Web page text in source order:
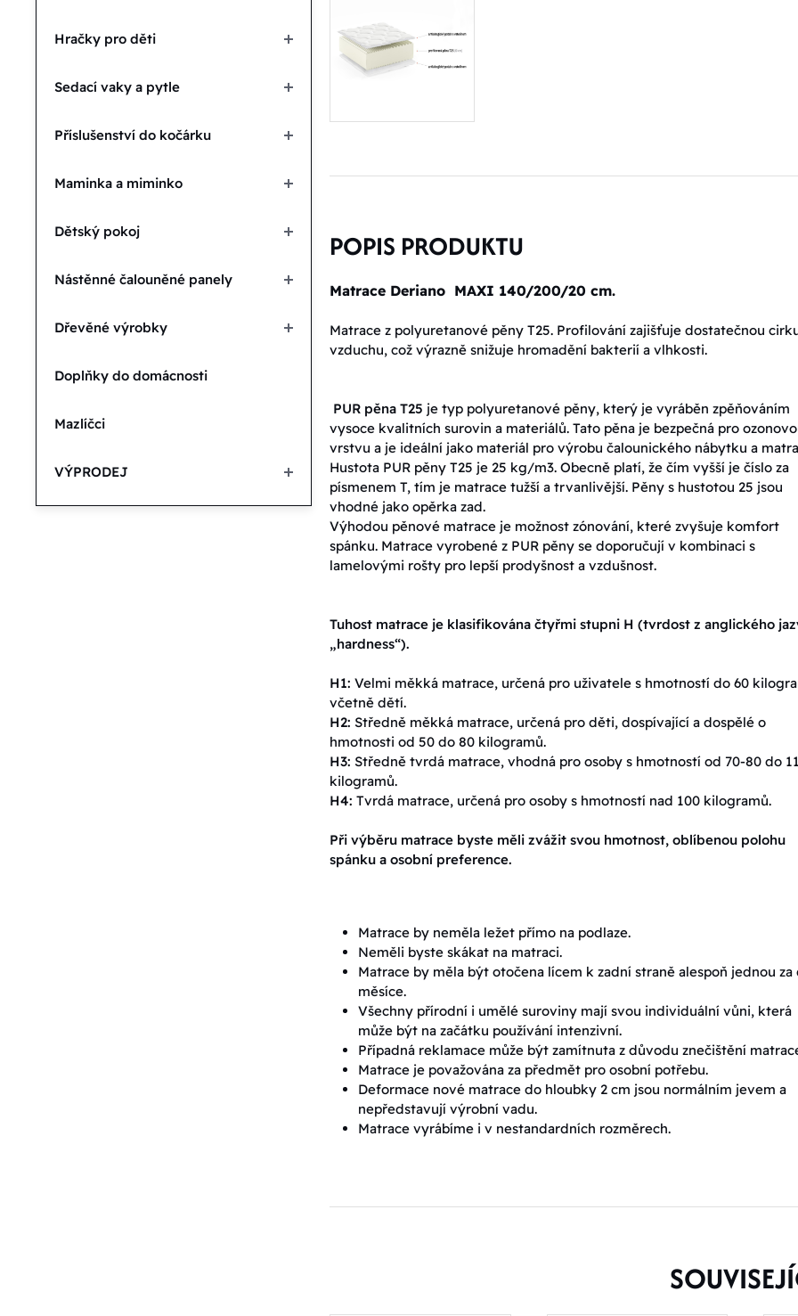
Hračky pro děti
Sedací vaky a pytle
Příslušenství do kočárku
Maminka a miminko
Dětský pokoj
Nástěnné čalouněné panely
Dřevěné výrobky
Doplňky do domácnosti
Mazlíčci
VÝPRODEJ
POPIS PRODUKTU
Matrace Deriano MAXI 140/200/20 cm.
Matrace z polyuretanové pěny T25. Profilování zajišťuje dostatečnou
vzduchu, což výrazně snižuje hromadění bakterií a vlhkosti.
PUR pěna T25 je typ polyuretanové pěny, který je vyráběn zpěňováním
vysoce kvalitních surovin a materiálů. Tato pěna je bezpečná pro
vrstvu a je ideální jako materiál pro výrobu čalounického nábytku a
Hustota PUR pěny T25 je 25 kg/m3. Obecně platí, že čím vyšší je číslo za
písmenem T, tím je matrace tužší a trvanlivější. Pěny s hustotou 25 jsou
vhodné jako opěrka zad.
Výhodou pěnové matrace je možnost zónování, které zvyšuje komfort
spánku. Matrace vyrobené z PUR pěny se doporučují v kombinaci s
lamelovými rošty pro lepší prodyšnost a vzdušnost.
Tuhost matrace je klasifikována čtyřmi stupni H (tvrdost z anglického
„hardness“).
H1: Velmi měkká matrace, určená pro uživatele s hmotností do 60
včetně dětí.
H2: Středně měkká matrace, určená pro děti, dospívající a dospělé o
hmotnosti od 50 do 80 kilogramů.
H3: Středně tvrdá matrace, vhodná pro osoby s hmotností od 70-80 do
kilogramů.
H4: Tvrdá matrace, určená pro osoby s hmotností nad 100 kilogramů.
Při výběru matrace byste měli zvážit svou hmotnost, oblíbenou polohu
spánku a osobní preference.
Matrace by neměla ležet přímo na podlaze.
Neměli byste skákat na matraci.
Matrace by měla být otočena lícem k zadní straně alespoň jednou za
měsíce.
Všechny přírodní i umělé suroviny mají svou individuální vůni, která
může být na začátku používání intenzivní.
Případná reklamace může být zamítnuta z důvodu znečištění
Matrace je považována za předmět pro osobní potřebu.
Deformace nové matrace do hloubky 2 cm jsou normálním jevem a
nepředstavují výrobní vadu.
Matrace vyrábíme i v nestandardních rozměrech.